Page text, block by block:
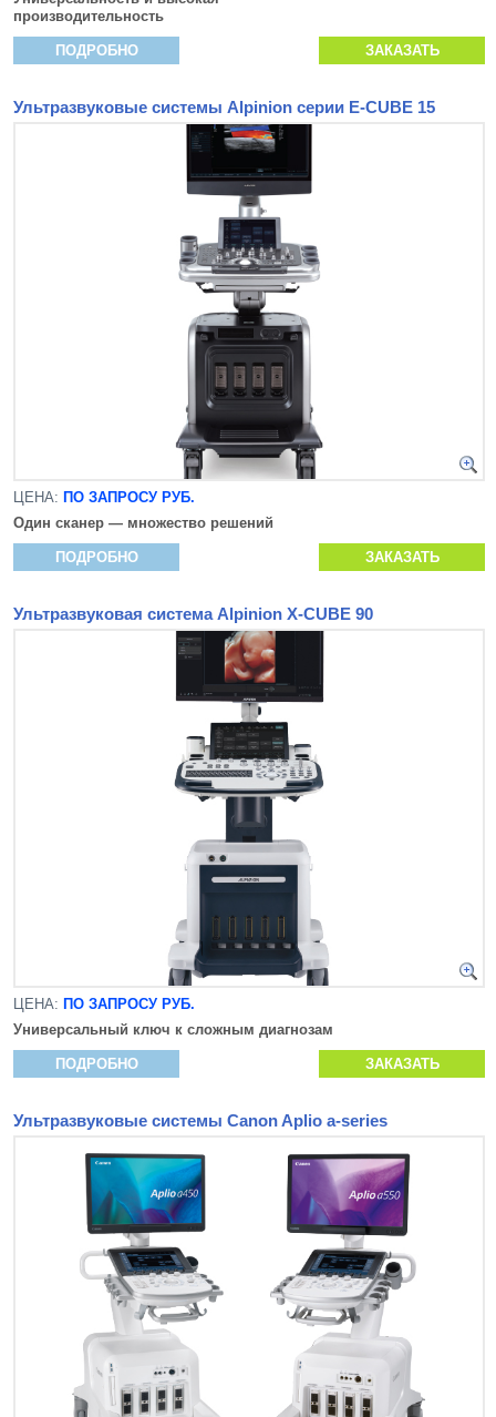
производительность
ПОДРОБНО ЗАКАЗАТЬ
Ультразвуковые системы Alpinion серии E-CUBE 15
ЦЕНА: ПО ЗАПРОСУ РУБ.
Один сканер — множество решений
ПОДРОБНО ЗАКАЗАТЬ
Ультразвуковая система Alpinion X-CUBE 90
ЦЕНА: ПО ЗАПРОСУ РУБ.
Универсальный ключ к сложным диагнозам
ПОДРОБНО ЗАКАЗАТЬ
Ультразвуковые системы Canon Aplio a-series